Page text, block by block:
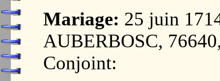
Mariage: 25 juin
AUBERBOSC,
Conjoint: